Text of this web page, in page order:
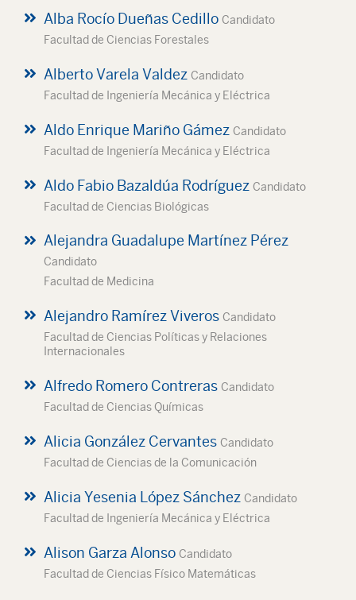
Alba Rocío Dueñas Cedillo Candidato
Facultad de Ciencias Forestales
Alberto Varela Valdez Candidato
Facultad de Ingeniería Mecánica y Eléctrica
Aldo Enrique Mariño Gámez Candidato
Facultad de Ingeniería Mecánica y Eléctrica
Aldo Fabio Bazaldúa Rodríguez Candidato
Facultad de Ciencias Biológicas
Alejandra Guadalupe Martínez Pérez
Candidato
Facultad de Medicina
Alejandro Ramírez Viveros Candidato
Facultad de Ciencias Políticas y Relaciones
Internacionales
Alfredo Romero Contreras Candidato
Facultad de Ciencias Químicas
Alicia González Cervantes Candidato
Facultad de Ciencias de la Comunicación
Alicia Yesenia López Sánchez Candidato
Facultad de Ingeniería Mecánica y Eléctrica
Alison Garza Alonso Candidato
Facultad de Ciencias Físico Matemáticas